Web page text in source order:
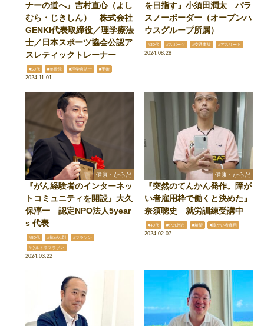
ナーの道へ』吉村直心（よし
むら・じきしん） 株式会社
GENKI代表取締役／理学療法
士／日本スポーツ協会公認ア
スレティックトレーナー
#50代 #整骨院 #理学療法士 #手術
2024.11.01
を目指す』小須田潤太 パラ
スノーボーダー（オープンハ
ウスグループ所属）
#30代 #スポーツ #交通事故 #アスリート
2024.08.28
健康・からだ
『がん経験者のインターネッ
トコミュニティを開設』大久
保淳一 認定NPO法人5year
s 代表
#50代 #抗がん剤 #マラソン
#ウルトラマラソン
2024.03.22
健康・からだ
『突然のてんかん発作。障が
い者雇用枠で働くと決めた』
奈須聰史 就労訓練受講中
#40代 #北九州市 #希望 #障がい者雇用
2024.02.07